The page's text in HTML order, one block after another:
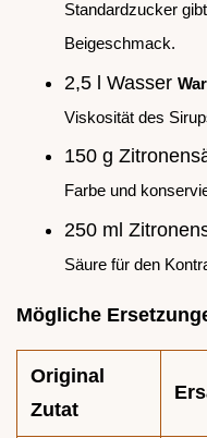
Standardzucker
Beigeschmack.
2,5 l Wasser
Viskosität des
150 g
Farbe und
250 ml
Säure für den
Mögliche
Original
Zutat